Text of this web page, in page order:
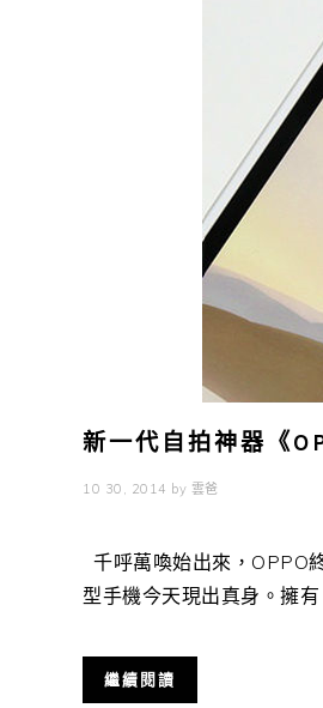
新一代自拍神器《
10 30, 2014 by 雲爸
千呼萬喚始出來，OPPO
型手機今天現出真身。擁有
繼續閱讀